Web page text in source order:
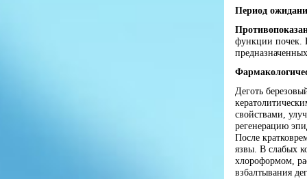
Период
функции почек.
Деготь
свойствами,
регенерацию
После
язвы. В слабых
хлороформом,
взбалтывания